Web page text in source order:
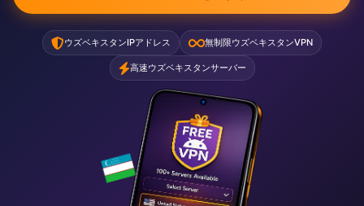
ウズベキスタンIPアドレス 無制限ウズベキスタンVPN
高速ウズベキスタンサーバー